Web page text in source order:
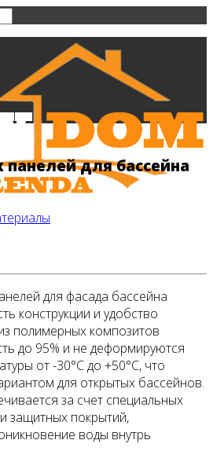
для бассейна
для фасада бассейна
конструкции и удобство
полимерных композитов
до 95% и не деформируются
от -30°C до +50°C, что
для открытых бассейнов.
за счет специальных
защитных покрытий,
воды внутрь